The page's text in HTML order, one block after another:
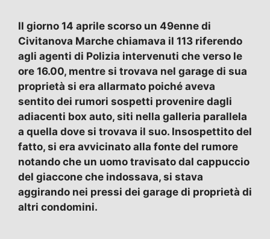
Il giorno 14 aprile scorso un 49enne di
Civitanova Marche chiamava il 113 riferendo
agli agenti di Polizia intervenuti che verso le
ore 16.00, mentre si trovava nel garage di sua
proprietà si era allarmato poiché aveva
sentito dei rumori sospetti provenire dagli
adiacenti box auto, siti nella galleria parallela
a quella dove si trovava il suo. Insospettito del
fatto, si era avvicinato alla fonte del rumore
notando che un uomo travisato dal cappuccio
del giaccone che indossava, si stava
aggirando nei pressi dei garage di proprietà di
altri condomini.